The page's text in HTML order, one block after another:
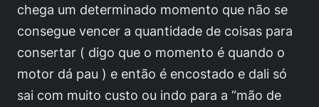
chega um determinado momento que não se
consegue vencer a quantidade de coisas para
consertar ( digo que o momento é quando o
motor dá pau ) e então é encostado e dali só
sai com muito custo ou indo para a “mão de